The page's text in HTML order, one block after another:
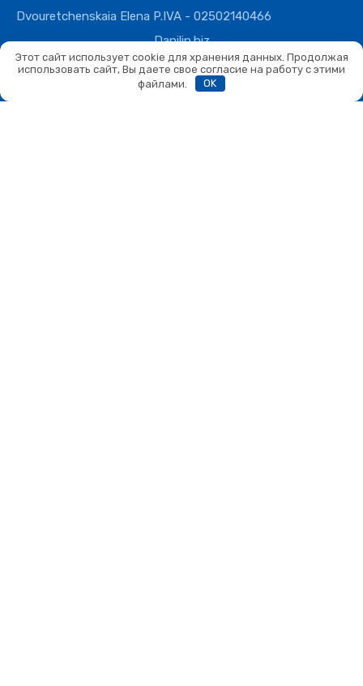
Dvouretchenskaia Elena P.IVA - 02502140466
Danilin.biz
Этот сайт использует cookie для хранения данных. Продолжая
использовать сайт, Вы даете свое согласие на работу с этими
файлами.
OK